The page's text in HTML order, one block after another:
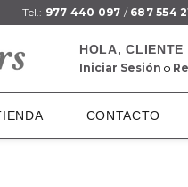
Tel.: 977 440 097 / 687 554
HOLA, CLIENTE
Iniciar Sesión o
CONTACTO